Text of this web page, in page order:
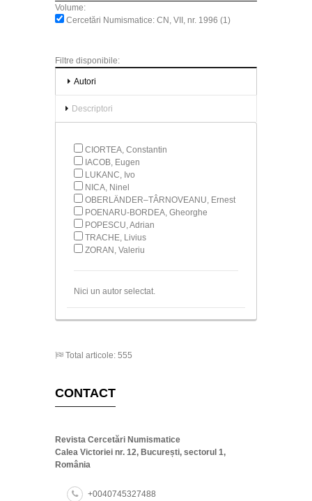
Volume:
Cercetări Numismatice: CN, VII, nr. 1996 (1)
Filtre disponibile:
Autori
Descriptori
CIORTEA, Constantin
IACOB, Eugen
LUKANC, Ivo
NICA, Ninel
OBERLÄNDER–TÂRNOVEANU, Ernest
POENARU-BORDEA, Gheorghe
POPESCU, Adrian
TRACHE, Livius
ZORAN, Valeriu
Nici un autor selectat.
Total articole: 555
CONTACT
Revista Cercetări Numismatice
Calea Victoriei nr. 12, București, sectorul 1,
România
+0040745327488